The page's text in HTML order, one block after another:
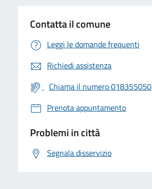
Contatta il comune
Leggi le domande frequenti
Richiedi assistenza
Chiama il numero 018355050
Prenota appuntamento
Problemi in città
Segnala disservizio